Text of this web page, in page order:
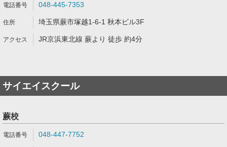
048-445-7353
埼玉県蕨市塚越1-6-1 秋本ビル3F
JR京浜東北線 蕨より 徒歩 約4分
サイエイスクール
蕨校
048-447-7752